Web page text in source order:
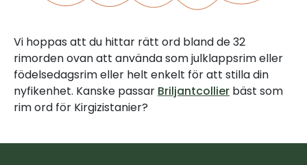
Vi hoppas att du hittar rätt ord bland de 32
rimorden ovan att använda som julklappsrim eller
födelsedagsrim eller helt enkelt för att stilla din
nyfikenhet. Kanske passar Briljantcollier bäst som
rim ord för Kirgizistanier?